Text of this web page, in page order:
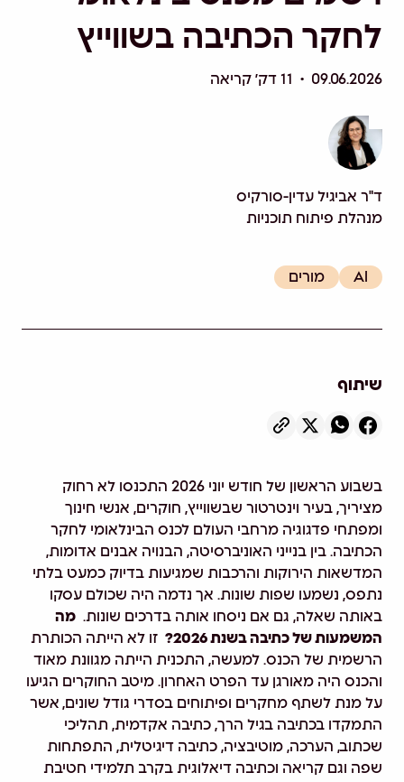
לחקר הכתיבה בשווייץ
09.06.2026 • 11 דק׳ קריאה
ד"ר אביגיל עדין-סורקיס
מנהלת פיתוח תוכניות
AI מורים
שיתוף
בשבוע הראשון של חודש יוני 2026 התכנסו לא רחוק
מציריך, בעיר וינטרטור שבשווייץ, חוקרים, אנשי חינוך
ומפתחי פדגוגיה מרחבי העולם לכנס הבינלאומי לחקר
הכתיבה. בין בנייני האוניברסיטה, הבנויה אבנים אדומות,
המדשאות הירוקות והרכבות שמגיעות בדיוק כמעט בלתי
נתפס, נשמעו שפות שונות. אך נדמה היה שכולם עסקו
באותה שאלה, גם אם ניסחו אותה בדרכים שונות. מה
המשמעות של כתיבה בשנת 2026?
זו לא הייתה הכותרת
הרשמית של הכנס. למעשה, התכנית הייתה מגוונת מאוד
והכנס היה מאורגן עד הפרט האחרון. מיטב החוקרים הגיעו
על מנת לשתף מחקרים ופיתוחים בסדרי גודל שונים, אשר
התמקדו בכתיבה בגיל הרך, כתיבה אקדמית, תהליכי
שכתוב, הערכה, מוטיבציה, כתיבה דיגיטלית, התפתחות
שפה וגם קריאה וכתיבה דיאלוגית בקרב תלמידי חטיבת